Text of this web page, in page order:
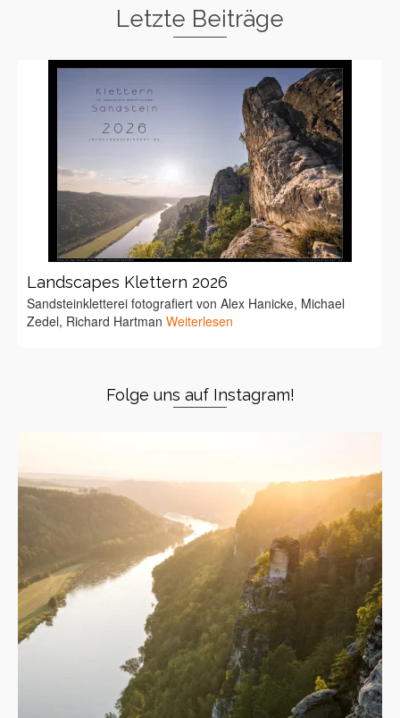
Letzte Beiträge
Landscapes Klettern 2026
Sandsteinkletterei fotografiert von Alex Hanicke, Michael
Zedel, Richard Hartman Weiterlesen
Folge uns auf Instagram!